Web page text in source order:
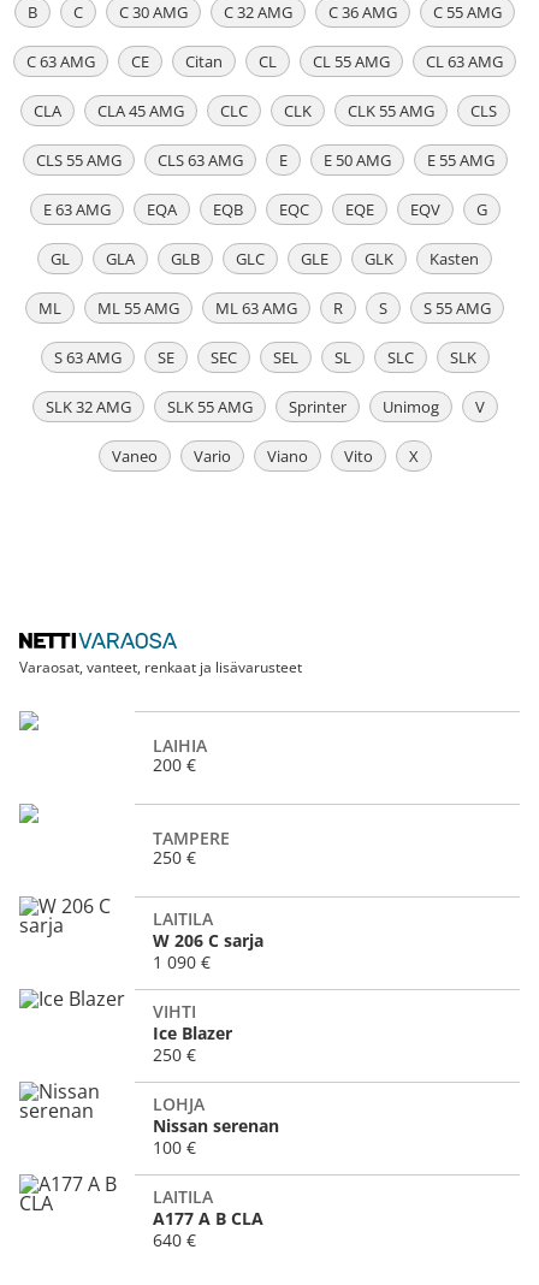
B C C 30 AMG C 32 AMG C 36 AMG C 55 AMG
C 63 AMG CE Citan CL CL 55 AMG CL 63 AMG
CLA CLA 45 AMG CLC CLK CLK 55 AMG CLS
CLS 55 AMG CLS 63 AMG E E 50 AMG E 55 AMG
E 63 AMG EQA EQB EQC EQE EQV G
GL GLA GLB GLC GLE GLK Kasten
ML ML 55 AMG ML 63 AMG R S S 55 AMG
S 63 AMG SE SEC SEL SL SLC SLK
SLK 32 AMG SLK 55 AMG Sprinter Unimog V
Vaneo Vario Viano Vito X
Varaosat, vanteet, renkaat ja lisävarusteet
LAIHIA
200 €
TAMPERE
250 €
LAITILA
W 206 C sarja
1 090 €
VIHTI
Ice Blazer
250 €
LOHJA
Nissan serenan
100 €
LAITILA
A177 A B CLA
640 €